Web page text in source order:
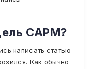
CAPM?
написать статью
Как обычно